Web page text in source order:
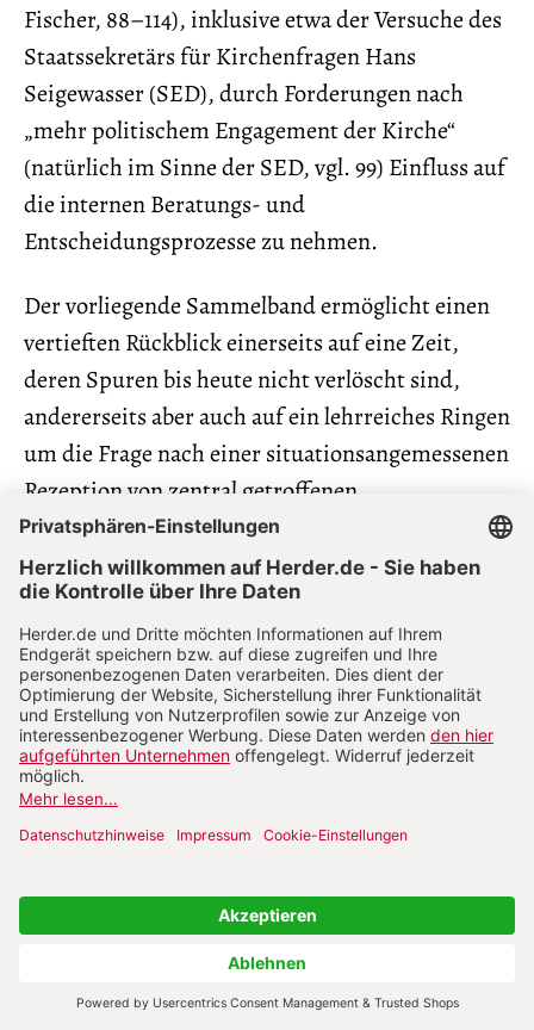
Fischer, 88–114), inklusive etwa der Versuche des
Staatssekretärs für Kirchenfragen Hans
Seigewasser (SED), durch Forderungen nach
„mehr politischem Engagement der Kirche“
(natürlich im Sinne der SED, vgl. 99) Einfluss auf
die internen Beratungs- und
Entscheidungsprozesse zu nehmen.
Der vorliegende Sammelband ermöglicht einen
vertieften Rückblick einerseits auf eine Zeit,
deren Spuren bis heute nicht verlöscht sind,
andererseits aber auch auf ein lehrreiches Ringen
um die Frage nach einer situationsangemessenen
Rezeption von zentral getroffenen
Entscheidungen. Auch 36 Jahre nach dem Fall der
Mauer bietet diese Zeit einen sehr geeigneten
Resonanzraum an, um heutige Spannungen
zwischen Einheit und Erneuerung einmal von
einer anderen Seite zu betrachten. Kurz: Die
Publikation ist nicht nur für Ost-Leser sehr
lesenswert, sondern auch für West-Leser.
Deutschland und die Ukraine seit dem